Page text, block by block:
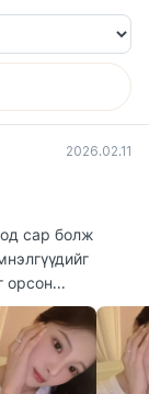
2026.02.11
сар болж
орсон...